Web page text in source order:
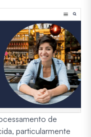
de
particularmente